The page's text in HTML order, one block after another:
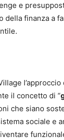
e
della finanza a
l’approccio
il concetto di “
che siano
sociale e